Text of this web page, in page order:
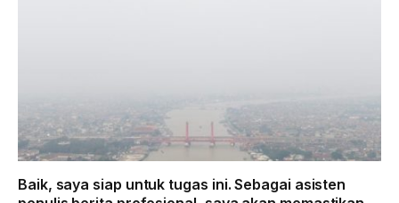
Baik, saya siap untuk tugas ini. Sebagai asisten